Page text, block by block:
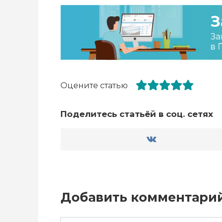
Оцените статью
Поделитесь статьёй в соц. сетях
Добавить